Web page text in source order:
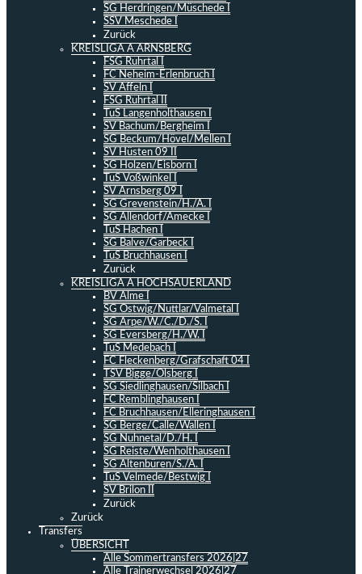
SG Herdringen/Müschede I
SSV Meschede I
Zurück
KREISLIGA A ARNSBERG
FSG Ruhrtal I
FC Neheim-Erlenbruch I
SV Affeln I
FSG Ruhrtal II
TuS Langenholthausen I
SV Bachum/Bergheim I
SG Beckum/Hövel/Mellen I
SV Hüsten 09 II
SG Holzen/Eisborn I
TuS Voßwinkel I
SV Arnsberg 09 I
SG Grevenstein/H./A. I
SG Allendorf/Amecke I
TuS Hachen I
SG Balve/Garbeck I
TuS Bruchhausen I
Zurück
KREISLIGA A HOCHSAUERLAND
BV Alme I
SG Ostwig/Nuttlar/Valmetal I
SG Arpe/W./C./D./S. I
SG Eversberg/H./W. I
TuS Medebach I
FC Fleckenberg/Grafschaft 04 I
TSV Bigge/Olsberg I
SG Siedlinghausen/Silbach I
FC Remblinghausen I
FC Bruchhausen/Elleringhausen I
SG Berge/Calle/Wallen I
SG Nuhnetal/D./H. I
SG Reiste/Wenholthausen I
SG Altenbüren/S./A. I
TuS Velmede/Bestwig I
SV Brilon II
Zurück
Zurück
Transfers
ÜBERSICHT
Alle Sommertransfers 2026|27
Alle Trainerwechsel 2026|27